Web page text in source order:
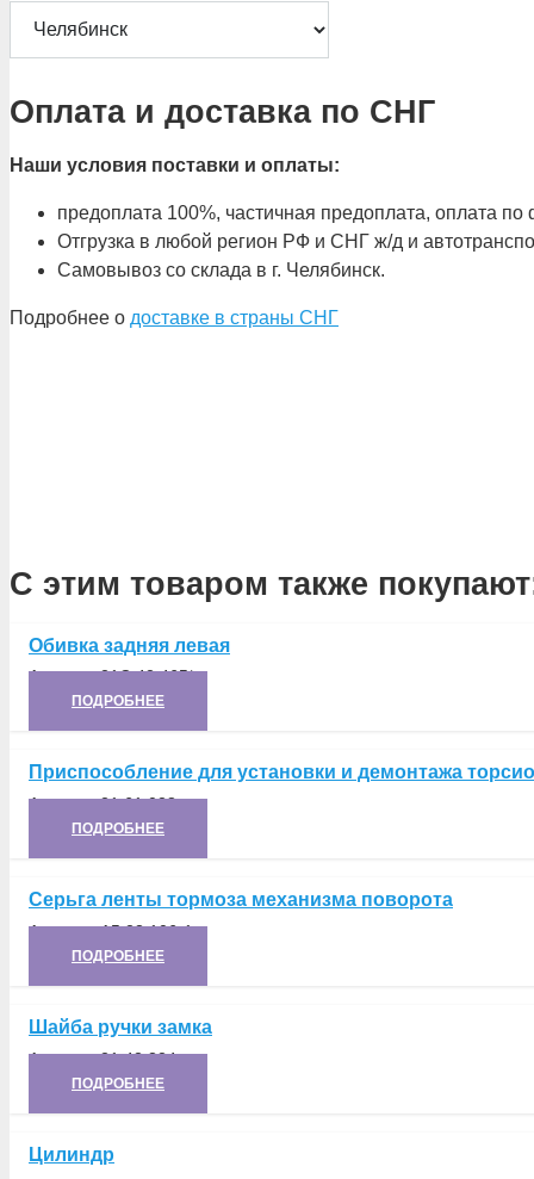
Оплата и доставка по СНГ
Наши условия поставки и оплаты:
предоплата 100%, частичная предоплата, оплата
Отгрузка в любой регион РФ и СНГ ж/д и
Самовывоз со склада в г. Челябинск.
Подробнее о доставке в страны СНГ
С этим товаром также
Обивка задняя левая
Артикул:21С.42.465*
ПОДРОБНЕЕ
Приспособление для установки и демонтажа
Артикул:21.61.028
ПОДРОБНЕЕ
Серьга ленты тормоза механизма поворота
Артикул:А5.23.106-1
ПОДРОБНЕЕ
Шайба ручки замка
Артикул:21.42.324
ПОДРОБНЕЕ
Цилиндр